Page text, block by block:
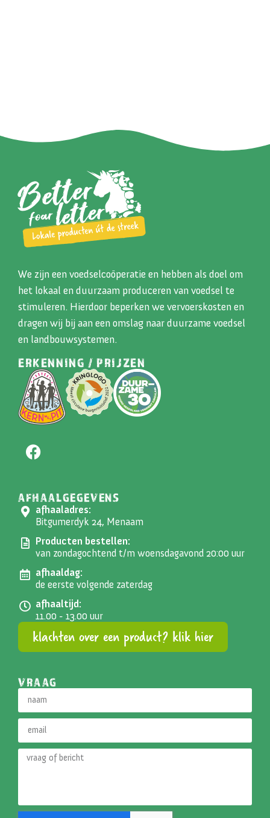
We zijn een voedselcoöperatie en hebben als doel om
het lokaal en duurzaam produceren van voedsel te
stimuleren. Hierdoor beperken we vervoerskosten en
dragen wij bij aan een omslag naar duurzame voedsel
en landbouwsystemen.
ERKENNING / PRIJZEN
AFHAALGEGEVENS
afhaaladres:
Bitgumerdyk 24, Menaam
Producten bestellen:
van zondagochtend t/m woensdagavond 20:00 uur
afhaaldag:
de eerste volgende zaterdag
afhaaltijd:
11.00 - 13.00 uur
klachten over een product? klik hier
VRAAG